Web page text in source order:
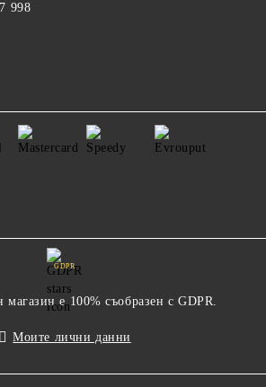
998
GDPR
е 100% съобразен с GDPR.
Моите лични данни